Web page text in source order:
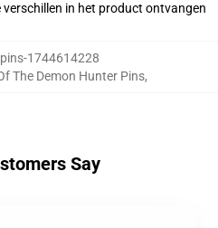
in het product ontvangen
1744614228
The Demon Hunter Pins,
Say